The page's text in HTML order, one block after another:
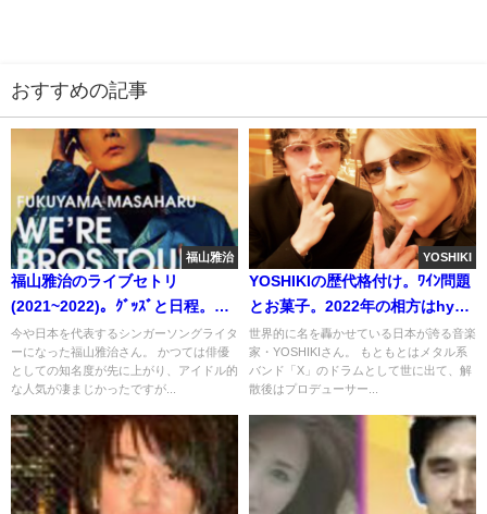
おすすめの記事
福山雅治
福山雅治のライブセトリ
(2021~2022)。ｸﾞｯｽﾞと日程。紅
白曲”道標”で大ﾄﾘ?
今や日本を代表するシンガーソングライタ
ーになった福山雅治さん。 かつては俳優
としての知名度が先に上がり、アイドル的
な人気が凄まじかったですが...
YOSHIKI
YOSHIKIの歴代格付け。ﾜｲﾝ問題
とお菓子。2022年の相方はhyde
?GACKTの代役
世界的に名を轟かせている日本が誇る音楽
家・YOSHIKIさん。 もともとはメタル系
バンド「X」のドラムとして世に出て、解
散後はプロデューサー...